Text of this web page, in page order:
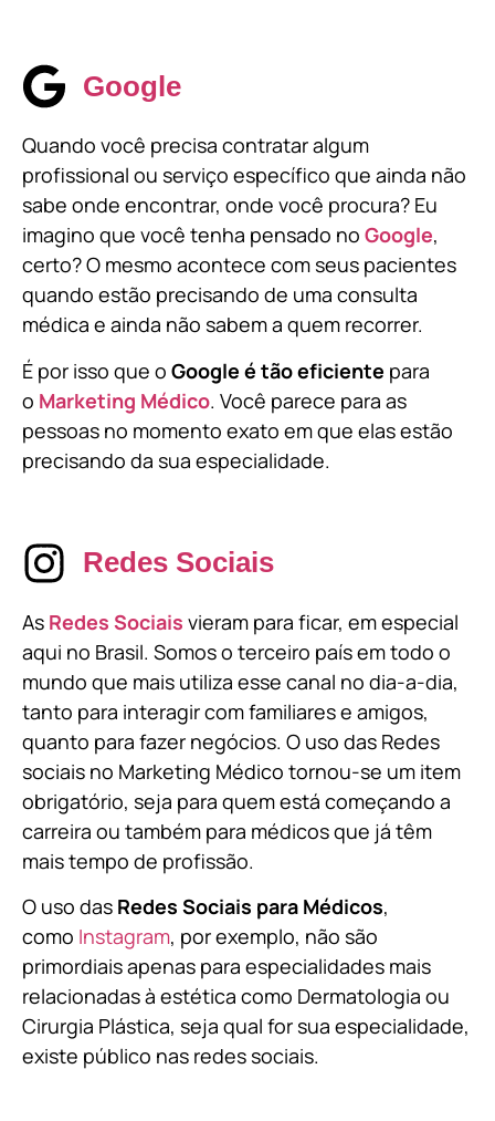
Google
Quando você precisa contratar algum
profissional ou serviço específico que ainda não
sabe onde encontrar, onde você procura? Eu
imagino que você tenha pensado no Google,
certo? O mesmo acontece com seus pacientes
quando estão precisando de uma consulta
médica e ainda não sabem a quem recorrer.
É por isso que o Google é tão eficiente para
o Marketing Médico. Você parece para as
pessoas no momento exato em que elas estão
precisando da sua especialidade.
Redes Sociais
As Redes Sociais vieram para ficar, em especial
aqui no Brasil. Somos o terceiro país em todo o
mundo que mais utiliza esse canal no dia-a-dia,
tanto para interagir com familiares e amigos,
quanto para fazer negócios. O uso das Redes
sociais no Marketing Médico tornou-se um item
obrigatório, seja para quem está começando a
carreira ou também para médicos que já têm
mais tempo de profissão.
O uso das Redes Sociais para Médicos,
como Instagram, por exemplo, não são
primordiais apenas para especialidades mais
relacionadas à estética como Dermatologia ou
Cirurgia Plástica, seja qual for sua especialidade,
existe público nas redes sociais.